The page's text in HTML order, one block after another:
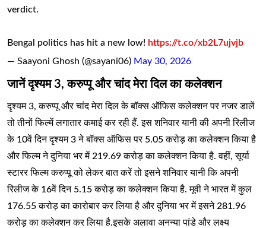
verdict.
Bengal politics has hit a new low! https://t.co/xb2L7ujvjb
— Saayoni Ghosh (@sayani06) May 30, 2026
जानें दृश्यम 3, करुप्पू और चांद मेरा दिल का कलेक्शन
दृश्यम 3, करुप्पू और चांद मेरा दिल के बॉक्स ऑफिस कलेक्शन पर नजर डालें
तो तीनों फिल्में लगातार कमाई कर रही हैं. इस शनिवार यानी की अपनी रिलीज
के 10वें दिन दृश्यम 3 ने बॉक्स ऑफिस पर 5.05 करोड़ का कलेक्शन किया है
और फिल्म ने दुनिया भर में 219.69 करोड़ का कलेक्शन किया है. वहीं, सूर्या
स्टारर फिल्म करुप्पू को लेकर बात करें तो इसने शनिवार यानी कि अपनी
रिलीज के 16वें दिन 5.15 करोड़ का कलेक्शन किया है. मूवी ने भारत में कुल
176.55 करोड़ का कारोबार कर लिया है और दुनिया भर में इसने 281.96
करोड़ का कलेक्शन कर लिया है.इसके अलावा अनन्या पांडे और लक्ष्य